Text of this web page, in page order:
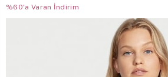
%60'a Varan İndirim